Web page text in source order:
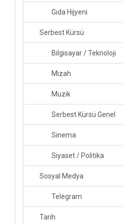
Gıda Hijyeni
Serbest Kürsü
Bilgisayar / Teknoloji
Mizah
Muzik
Serbest Kürsü Genel
Sinema
Siyaset / Politika
Sosyal Medya
Telegram
Tarih